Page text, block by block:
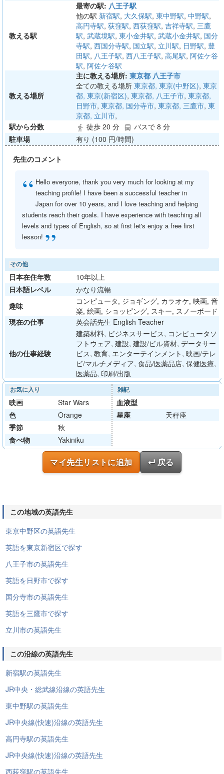
教える駅
最寄の駅: 八王子駅
他の駅 新宿駅, 大久保駅, 東中野駅, 中野駅,
高円寺駅, 荻窪駅, 西荻窪駅, 吉祥寺駅, 三鷹
駅, 武蔵境駅, 東小金井駅, 武蔵小金井駅, 国分
寺駅, 西国分寺駅, 国立駅, 立川駅, 日野駅, 豊
田駅, 八王子駅, 西八王子駅, 高尾駅, 阿佐ケ谷
駅, 阿佐ケ谷駅
教える場所
主に教える場所: 東京都 八王子市
全ての教える場所 東京都, 東京(中野区), 東京
都, 東京(新宿区), 東京都, 八王子市, 東京都,
日野市, 東京都, 国分寺市, 東京都, 三鷹市, 東
京都, 立川市,
駅から分数
directions_walk 徒歩 20 分 directions_bus バスで 8 分
駐車場
有り (100 円/時間)
先生のコメント
“ Hello everyone, thank you very much for looking at my
teaching profile! I have been a successful teacher in
Japan for over 10 years, and I love teaching and helping
students reach their goals. I have experience with teaching all
levels and types of English, so at first let's enjoy a free first
lesson! ”
その他
日本在住年数
10年以上
日本語レベル
かなり流暢
趣味
コンピュータ, ジョギング, カラオケ, 映画, 音
楽, 絵画, ショッピング, スキー, スノーボード
現在の仕事
英会話先生 English Teacher
他の仕事経験
建築材料, ビジネスサービス, コンピュータソ
フトウェア, 建設, 建設/ビル資材, データサー
ビス, 教育, エンターテインメント, 映画/テレ
ビ/マルチメディア, 食品/医薬品店, 保健医療,
医薬品, 印刷/出版
お気に入り
映画
Star Wars
色
Orange
季節
秋
食べ物
Yakiniku
雑記
血液型
星座
天秤座
マイ先生リストに追加 ↵ 戻る
この地域の英語先生
東京中野区の英語先生
英語を東京新宿区で探す
八王子市の英語先生
英語を日野市で探す
国分寺市の英語先生
英語を三鷹市で探す
立川市の英語先生
この沿線の英語先生
新宿駅の英語先生
JR中央・総武線沿線の英語先生
東中野駅の英語先生
JR中央線(快速)沿線の英語先生
高円寺駅の英語先生
JR中央線(快速)沿線の英語先生
西荻窪駅の英語先生